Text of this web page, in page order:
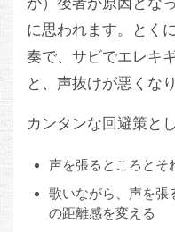
に思われます。とく
奏で、サビでエレキ
と、声抜けが悪くな
カンタンな回避策と
声を張るところとそ
歌いながら、声を張
の距離感を変える